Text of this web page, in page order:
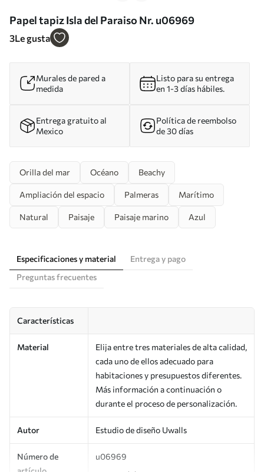
Papel tapiz Isla del Paraiso Nr. u06969
3Le gusta
Murales de pared a
medida
Listo para su entrega
en 1-3 días hábiles.
Entrega gratuito al
Mexico
Política de reembolso
de 30 días
Orilla del mar Océano Beachy
Ampliación del espacio Palmeras Marítimo
Natural Paisaje Paisaje marino Azul
Especificaciones y material
Entrega y pago
Preguntas frecuentes
Características
Material
Elija entre tres materiales de alta calidad,
cada uno de ellos adecuado para
habitaciones y presupuestos diferentes.
Más información a continuación o
durante el proceso de personalización.
Autor Estudio de diseño Uwalls
Número de
u06969